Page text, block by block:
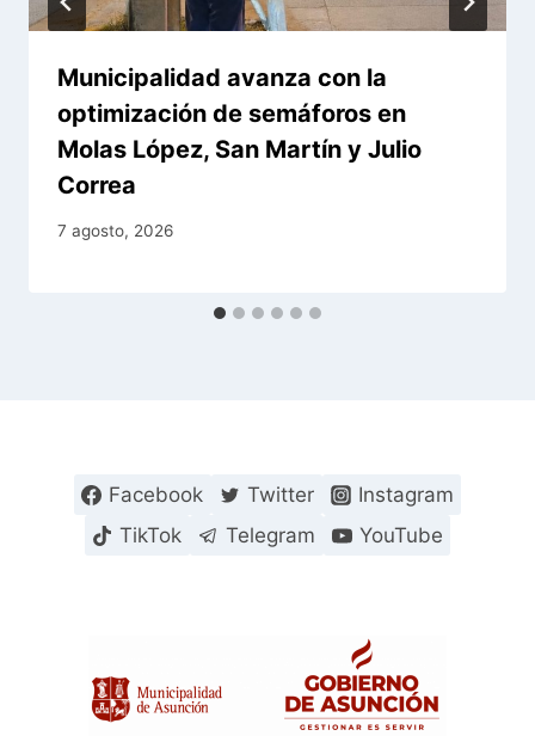
Municipalidad avanza con la
optimización de semáforos en
Molas López, San Martín y Julio
Correa
7 agosto, 2026
Facebook Twitter
Instagram
TikTok
Telegram YouTube